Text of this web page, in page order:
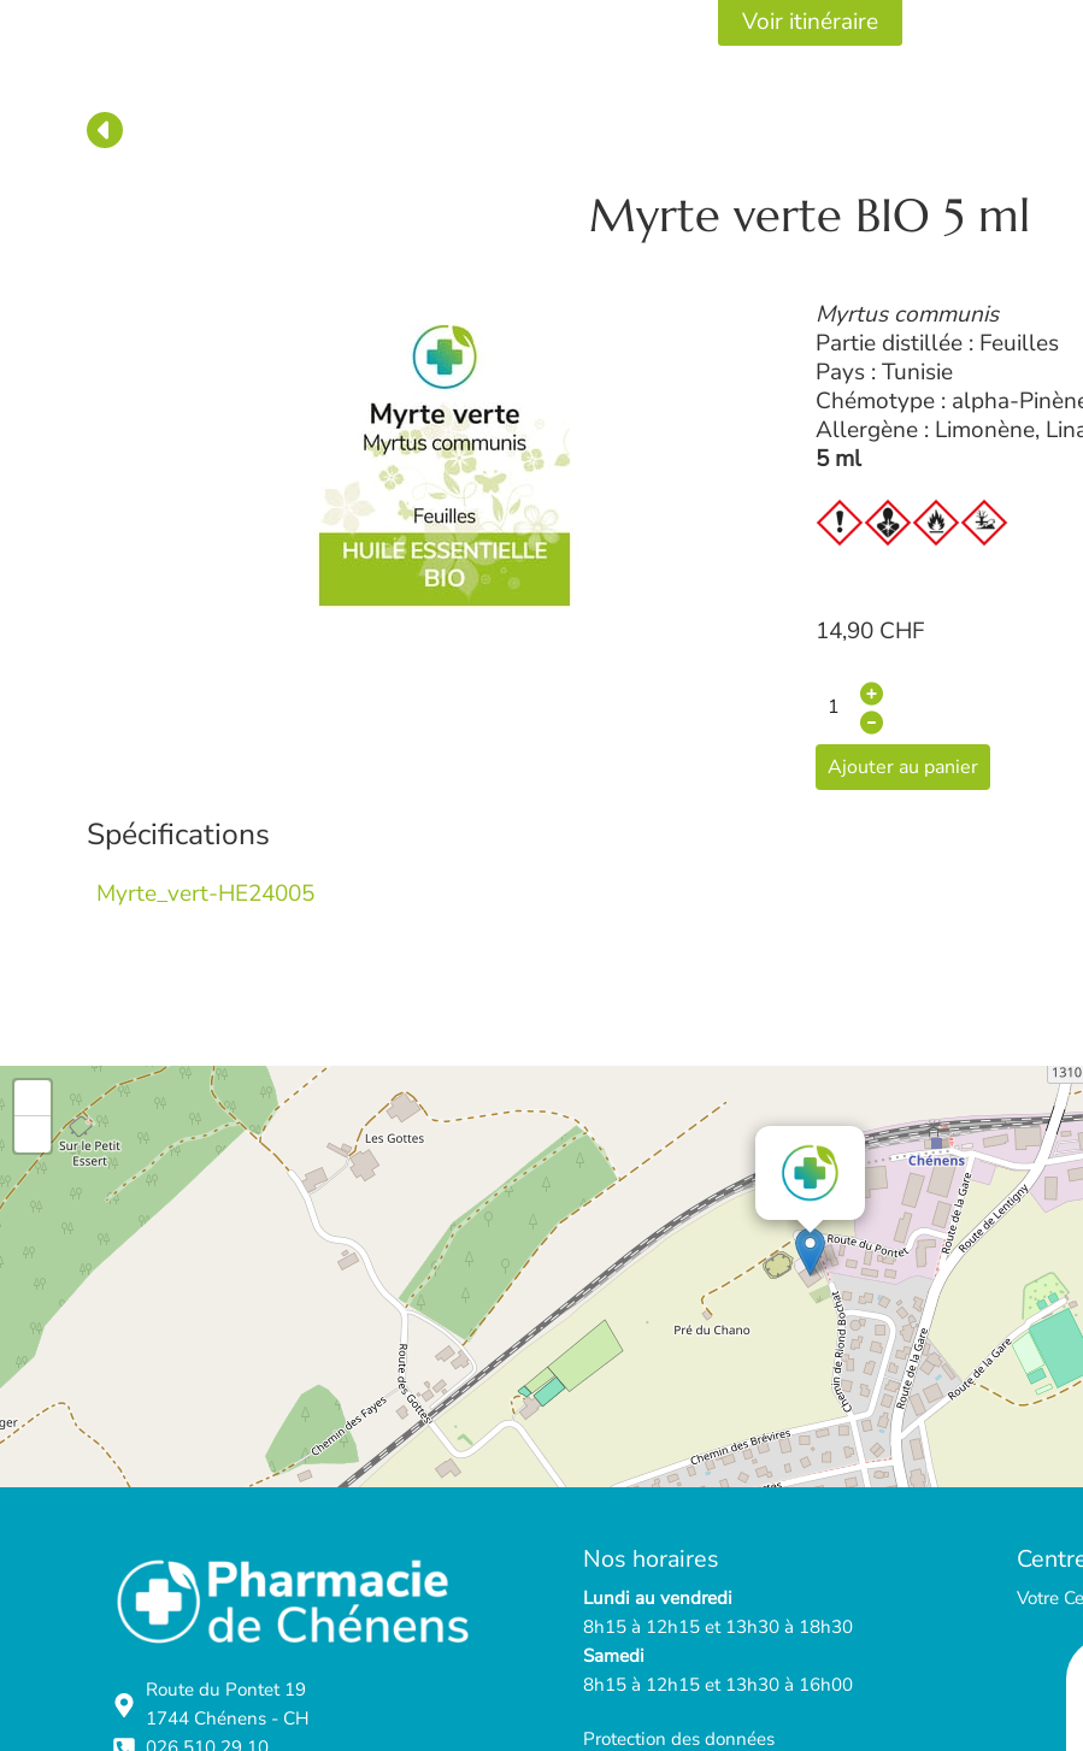
Voir itinéraire
Myrte verte BIO 5 ml
Myrtus communis
Partie distillée : Feuilles
Pays : Tunisie
Chémotype : alpha-
Allergène : Limonène,
5 ml
14,90 CHF
Ajouter au panier
Spécifications
Myrte_vert-HE24005
Route du Pontet 19
1744 Chénens - CH
Nos horaires
Lundi au vendredi
8h15 à 12h15 et 13h30 à 18h30
Samedi
8h15 à 12h15 et 13h30 à 16h00
Protection des données
Votre